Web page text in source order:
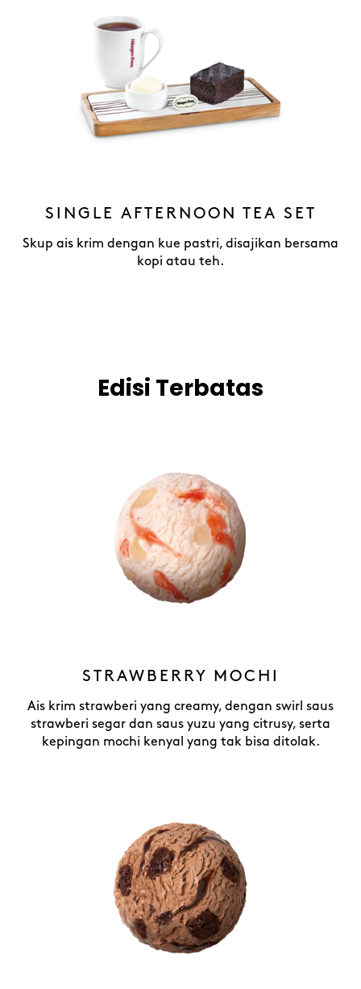
SINGLE AFTERNOON TEA SET
Skup ais krim dengan kue pastri, disajikan bersama
kopi atau teh.
Edisi Terbatas
STRAWBERRY MOCHI
Ais krim strawberi yang creamy, dengan swirl saus
strawberi segar dan saus yuzu yang citrusy, serta
kepingan mochi kenyal yang tak bisa ditolak.